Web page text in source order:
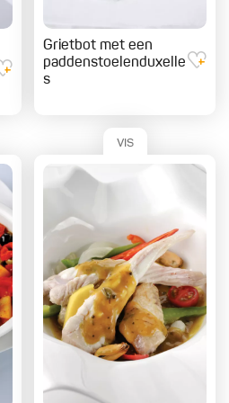
Grietbot met een
paddenstoelenduxelle
s
VIS